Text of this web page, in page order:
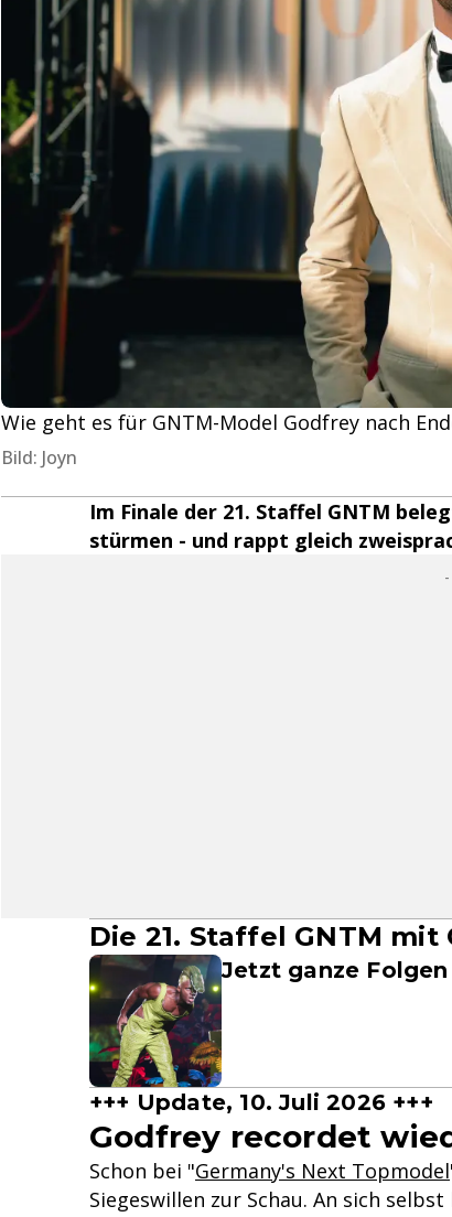
Wie geht es für GNTM-Model Godfrey nach
Bild: Joyn
Im Finale der 21. Staffel GNTM
stürmen - und rappt gleich
Die 21. Staffel GNTM mit
Jetzt ganze
+++ Update, 10. Juli 2026 +++
Godfrey recordet
Schon bei "Germany's Next Topmodel
Siegeswillen zur Schau. An sich